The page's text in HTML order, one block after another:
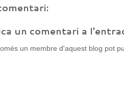
un comentari a
un membre d'aquest blog pot